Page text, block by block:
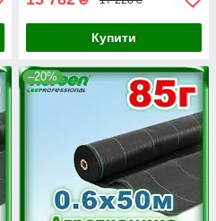
Купити
–20%